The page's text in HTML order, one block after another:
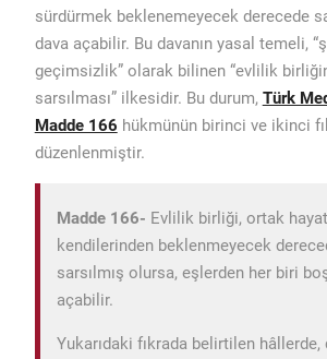
sürdürmek beklenemeyecek derecede
dava açabilir. Bu davanın yasal temeli,
geçimsizlik” olarak bilinen “evlilik
sarsılması” ilkesidir. Bu durum, Türk
Madde 166 hükmünün birinci ve ikinci
düzenlenmiştir.
Madde 166- Evlilik birliği, ortak
kendilerinden beklenmeyecek
sarsılmış olursa, eşlerden her biri
açabilir.
Yukarıdaki fıkrada belirtilen hâllerde,